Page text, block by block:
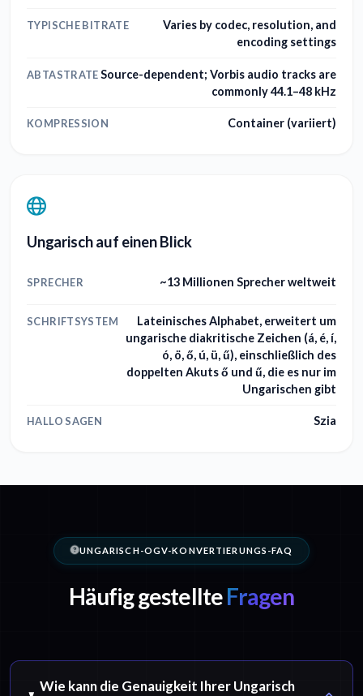
TYPISCHE BITRATE
Varies by codec, resolution, and
encoding settings
ABTASTRATESource-dependent; Vorbis audio tracks are
commonly 44.1–48 kHz
KOMPRESSION Container (variiert)
Ungarisch auf einen Blick
SPRECHER ~13 Millionen Sprecher weltweit
SCHRIFTSYSTEM
Lateinisches Alphabet, erweitert um
ungarische diakritische Zeichen (á, é, í,
ó, ö, ő, ú, ü, ű), einschließlich des
doppelten Akuts ő und ű, die es nur im
Ungarischen gibt
HALLO SAGEN Szia
UNGARISCH-OGV-KONVERTIERUNGS-FAQ
Häufig gestellteFragen
Wie kann die Genauigkeit Ihrer Ungarisch